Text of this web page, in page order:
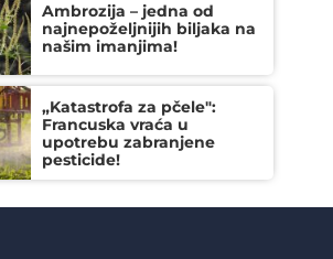
Ambrozija – jedna od
najnepoželjnijih biljaka na
našim imanjima!
„Katastrofa za pčele":
Francuska vraća u
upotrebu zabranjene
pesticide!